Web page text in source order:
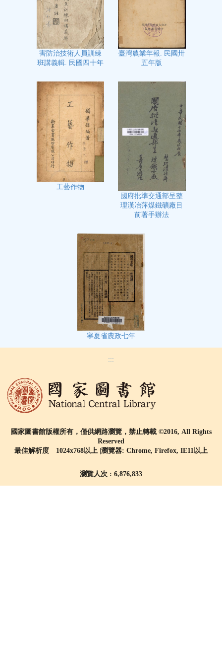
害防治技術人員訓練
班講義輯. 民國四十年
臺灣農業年報. 民國卅
五年版
工藝作物
國府批準交通部呈整
理漢冶萍煤鐵礦廠目
前著手辦法
寧夏省農政七年
:::
國家圖書館版權所有，僅供網路瀏覽，禁止轉載 ©2016, All Rights
Reserved
最佳解析度 1024x768以上 |瀏覽器: Chrome, Firefox, IE11以上
瀏覽人次 : 6,876,833